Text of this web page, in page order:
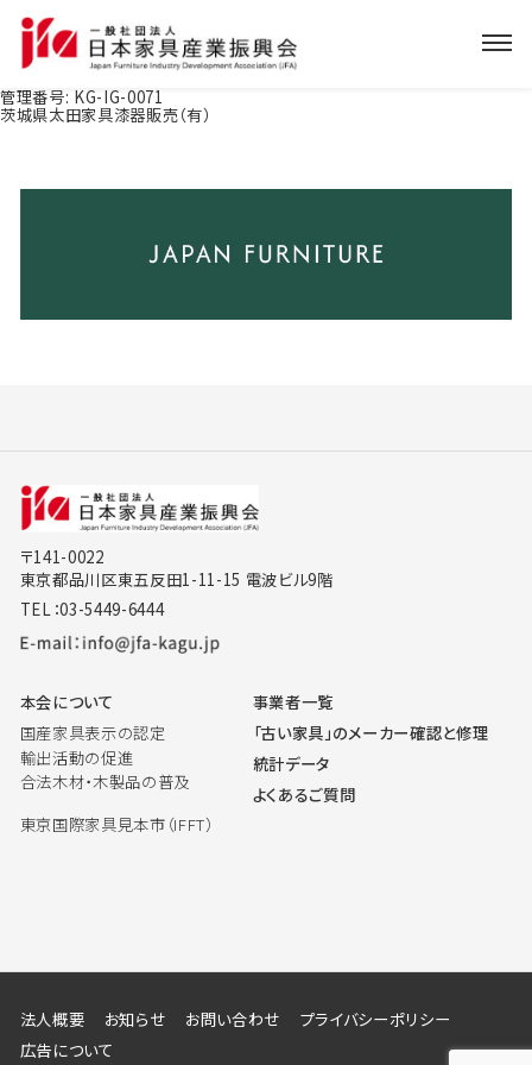
管理番号: KG-IG-0071
茨城県太田家具漆器販売（有）
〒141-0022
東京都品川区東五反田1-11-15 電波ビル9階
TEL：03-5449-6444
本会について
国産家具表示の認定
輸出活動の促進
合法木材・木製品の普及
東京国際家具見本市（IFFT）
事業者一覧
「古い家具」のメーカー確認と修理
統計データ
よくあるご質問
法人概要 お知らせ お問い合わせ
プライバシーポリシー
広告について